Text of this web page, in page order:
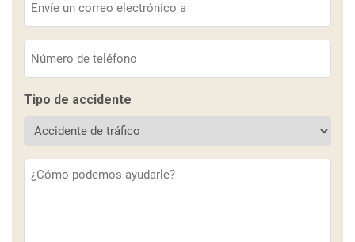
electrónico
Tipo de accidente
Descripción